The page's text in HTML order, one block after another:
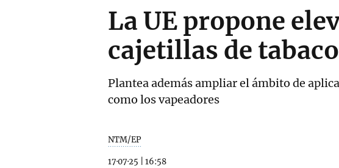
La UE propone
cajetillas de tabaco
Plantea además ampliar el ámbito de
como los vapeadores
NTM/EP
17·07·25 16:58